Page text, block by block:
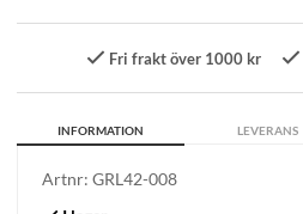
Fri frakt över 1000 kr
INFORMATION LEVERANS
Artnr: GRL42-008